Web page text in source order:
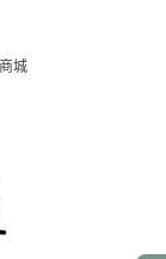
城